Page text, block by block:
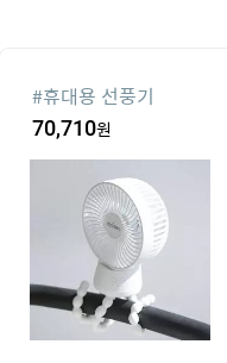
#휴대용 선풍기
70,710원